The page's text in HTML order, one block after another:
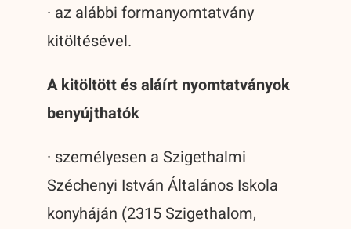
· az alábbi formanyomtatvány
kitöltésével.
A kitöltött és aláírt nyomtatványok
benyújthatók
· személyesen a Szigethalmi
Széchenyi István Általános Iskola
konyháján (2315 Szigethalom,